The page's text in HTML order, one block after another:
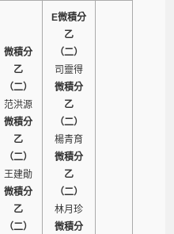
微積分
乙
（二）
范洪源
微積分
乙
（二）
王建勛
微積分
乙
（二）
E微積分
乙
（二）
司靈得
微積分
乙
（二）
楊青育
微積分
乙
（二）
林月珍
微積分